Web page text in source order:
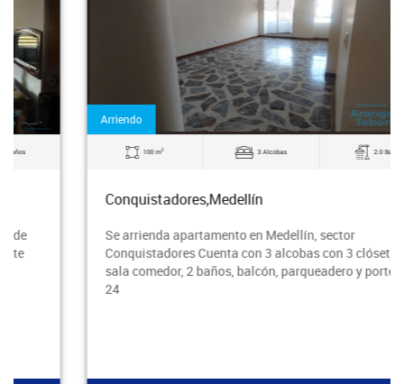
Arriendo
Conquistadores,Medellín
Se arrienda apartamento en Medellín, sector
Conquistadores Cuenta con 3 alcobas con 3 clóset,
sala comedor, 2 baños, balcón, parqueadero y portería